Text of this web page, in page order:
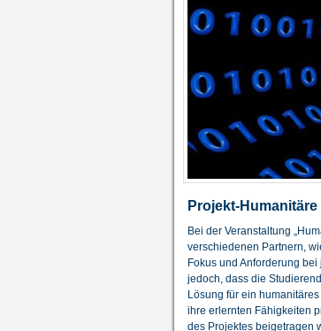
Projekt-
Bei der Veranstaltung
verschiedenen Partnern,
Fokus und Anforderung
jedoch, dass die
Lösung für ein
ihre erlernten Fähigkeiten
des Projektes beigetragen